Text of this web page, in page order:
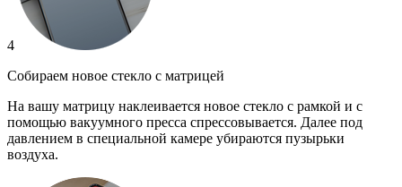
4
Собираем новое стекло с матрицей
На вашу матрицу наклеивается новое стекло с рамкой и с
помощью вакуумного пресса спрессовывается. Далее под
давлением в специальной камере убираются пузырьки
воздуха.